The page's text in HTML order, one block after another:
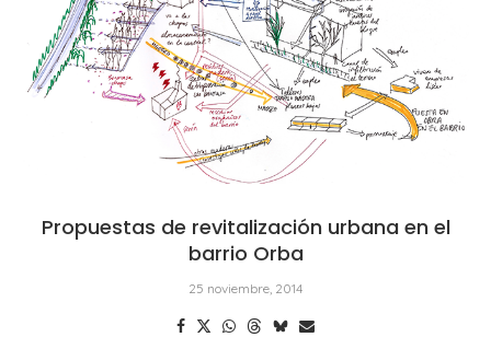
Propuestas de revitalización urbana en el
barrio Orba
25 noviembre, 2014